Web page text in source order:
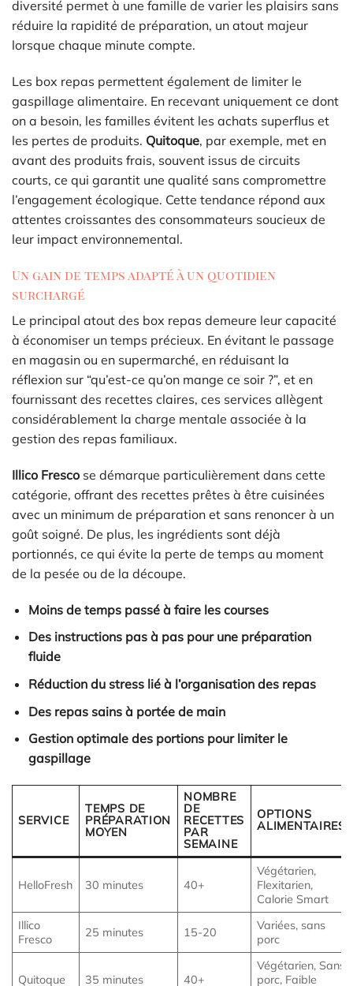
diversité permet à une famille de varier les plaisirs sans
réduire la rapidité de préparation, un atout majeur
lorsque chaque minute compte.
Les box repas permettent également de limiter le
gaspillage alimentaire. En recevant uniquement ce dont
on a besoin, les familles évitent les achats superflus et
les pertes de produits. Quitoque, par exemple, met en
avant des produits frais, souvent issus de circuits
courts, ce qui garantit une qualité sans compromettre
l’engagement écologique. Cette tendance répond aux
attentes croissantes des consommateurs soucieux de
leur impact environnemental.
Un gain de temps adapté à un quotidien
surchargé
Le principal atout des box repas demeure leur capacité
à économiser un temps précieux. En évitant le passage
en magasin ou en supermarché, en réduisant la
réflexion sur “qu’est-ce qu’on mange ce soir ?”, et en
fournissant des recettes claires, ces services allègent
considérablement la charge mentale associée à la
gestion des repas familiaux.
Illico Fresco se démarque particulièrement dans cette
catégorie, offrant des recettes prêtes à être cuisinées
avec un minimum de préparation et sans renoncer à un
goût soigné. De plus, les ingrédients sont déjà
portionnés, ce qui évite la perte de temps au moment
de la pesée ou de la découpe.
Moins de temps passé à faire les courses
Des instructions pas à pas pour une préparation
fluide
Réduction du stress lié à l’organisation des repas
Des repas sains à portée de main
Gestion optimale des portions pour limiter le
gaspillage
SERVICE
TEMPS DE
PRÉPARATION
MOYEN
NOMBRE
DE
RECETTES
PAR
SEMAINE
OPTIONS
ALIMENTAIRES
HelloFresh 30 minutes 40+
Végétarien,
Flexitarien,
Calorie Smart
Illico
Fresco
25 minutes 15-20
Variées, sans
porc
Quitoque 35 minutes 40+
Végétarien, Sans
porc, Faible